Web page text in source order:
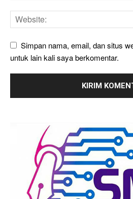
Simpan nama, email, dan situs
untuk lain kali saya berkomentar.